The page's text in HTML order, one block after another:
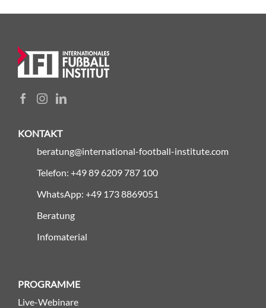
KONTAKT
beratung@international-football-institute.com
Telefon: +49 89 6209 787 100
WhatsApp: +49 173 8869051
Beratung
Infomaterial
PROGRAMME
Live-Webinare